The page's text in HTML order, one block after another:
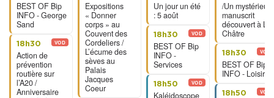
BEST OF Bip
INFO - George
Sand
18h30
Action de
prévention
routière sur
l’A20 /
Anniversaire
VOD
Expositions
« Donner
corps » au
Couvent des
Cordeliers /
L’écume des
sèves au
Palais
Jacques
Coeur
Un jour un été
: 5 août
18h30
BEST OF Bip
INFO -
Services
VOD
18h50
Kaléidoscope
VOD
/Un mystérieux
manuscrit
découvert à La
Châtre
18h30
BEST OF Bip
INFO - Loisirs
VOD
18h50 VOD